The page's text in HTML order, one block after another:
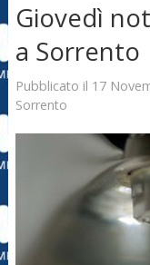
Giovedì
a Sorrento
Pubblicato il 17
Sorrento